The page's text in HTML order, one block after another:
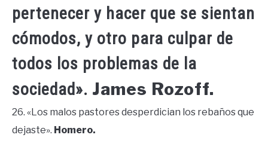
pertenecer y hacer que se sientan
cómodos, y otro para culpar de
todos los problemas de la
sociedad». James Rozoff.
26. «Los malos pastores desperdician los rebaños que
dejaste». Homero.